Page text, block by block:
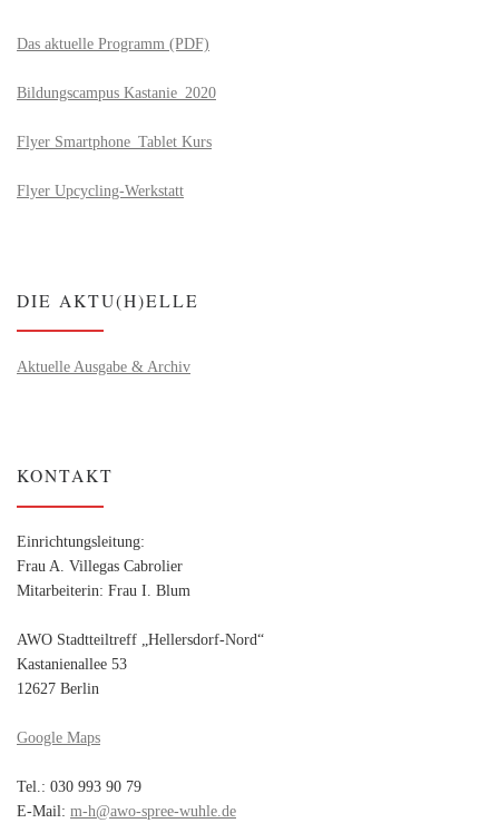
Das aktuelle Programm (PDF)
Bildungscampus Kastanie_2020
Flyer Smartphone_Tablet Kurs
Flyer Upcycling-Werkstatt
DIE AKTU(H)ELLE
Aktuelle Ausgabe & Archiv
KONTAKT
Einrichtungsleitung:
Frau A. Villegas Cabrolier
Mitarbeiterin: Frau I. Blum
AWO Stadtteiltreff „Hellersdorf-Nord“
Kastanienallee 53
12627 Berlin
Google Maps
Tel.: 030 993 90 79
E-Mail: m-h@awo-spree-wuhle.de